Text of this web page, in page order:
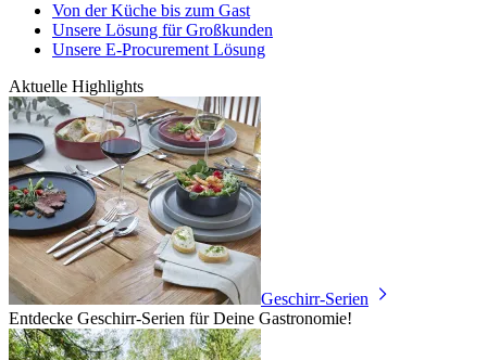
Von der Küche bis zum Gast
Unsere Lösung für Großkunden
Unsere E-Procurement Lösung
Aktuelle Highlights
Geschirr-Serien
Entdecke Geschirr-Serien für Deine Gastronomie!